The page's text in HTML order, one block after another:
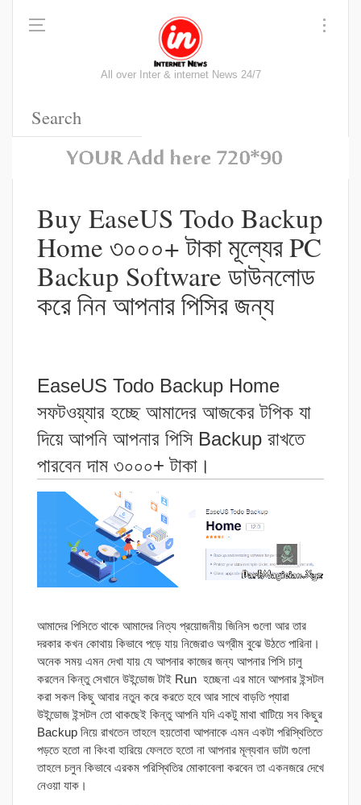
All over Inter & internet News 24/7
Buy EaseUS Todo Backup
Home ৩০০০+ টাকা মূল্যের PC
Backup Software ডাউনলোড
করে নিন আপনার পিসির জন্য
EaseUS Todo Backup Home
সফটওয়্যার হচ্ছে আমাদের আজকের টপিক যা
দিয়ে আপনি আপনার পিসি Backup রাখতে
পারবেন দাম ৩০০০+ টাকা।
আমাদের পিসিতে থাকে আমাদের নিত্য প্রয়োজনীয় জিনিস গুলো আর তার
দরকার কখন কোথায় কিভাবে পড়ে যায় নিজেরাও অগ্রীম বুঝে উঠতে পারিনা।
অনেক সময় এমন দেখা যায় যে আপনার কাজের জন্য আপনার পিসি চালু
করলেন কিন্তু সেখানে উইন্ডোজ টাই Run হচ্ছেনা এর মানে আপনার ইন্সটল
করা সকল কিছু আবার নতুন করে করতে হবে আর সাথে বাড়তি প্যারা
উইন্ডোজ ইন্সটল তো থাকছেই কিন্তু আপনি যদি একটু মাথা খাটিয়ে সব কিছুর
Backup নিয়ে রাখতেন তাহলে হয়তোবা আপনাকে এমন একটা পরিস্থিতিতে
পড়তে হতো না কিংবা হারিয়ে ফেলতে হতো না আপনার মূল্যবান ডাটা গুলো
তাহলে চলুন কিভাবে এরকম পরিস্থিতির মোকাবেলা করবেন তা একনজরে দেখে
নেওয়া যাক।